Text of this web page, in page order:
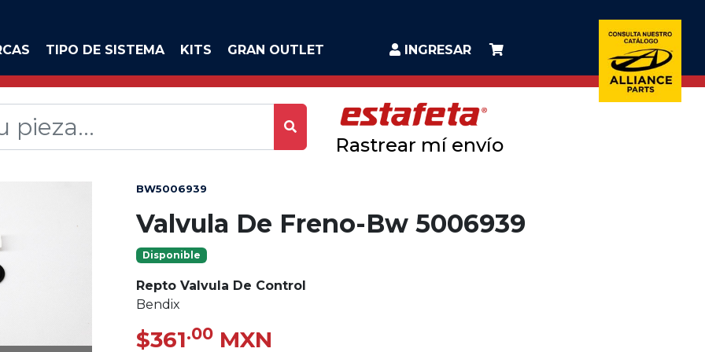
TIPO DE SISTEMA KITS GRAN OUTLET INGRESAR
Rastrear mí envío
BW5006939
Valvula De Freno-Bw 5006939
Disponible
Repto Valvula De Control
Bendix
$361.00 MXN